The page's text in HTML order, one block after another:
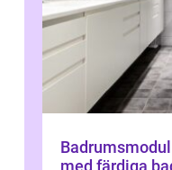
Badrumsmodul smartare byggande
med färdiga